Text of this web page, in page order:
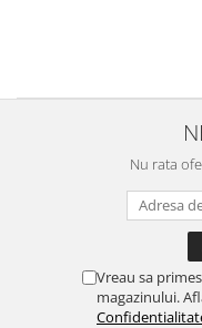
Nu rata
Vreau sa
magazinului.